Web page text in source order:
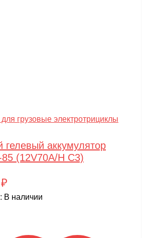
грузовые электротрициклы
гелевый аккумулятор
(12V70A/H C3)
₽
В наличии